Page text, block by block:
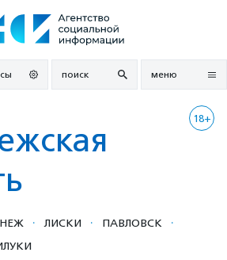
поиск меню
18+
· ЛИСКИ · ПАВЛОВСК ·